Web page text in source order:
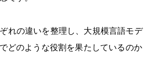
れの違いを整理し、大規模言語モデ
どのような役割を果たしているのか